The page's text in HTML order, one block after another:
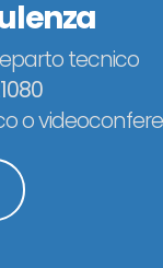
tecnico
o